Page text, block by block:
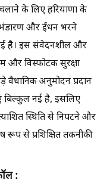
के लिए हरियाणा के
भंडारण और ईंधन भरने
है। इस संवेदनशील और
और विस्फोटक सुरक्षा
अनुमोदन प्रदान
बिल्कुल नई है, इसलिए
स्थिति से निपटने और
से प्रशिक्षित तकनीकी
: